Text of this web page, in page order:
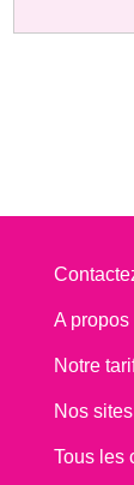
A propos
Notre
Nos
Tous les